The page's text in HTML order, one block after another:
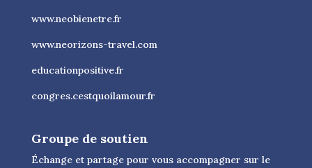
www.neobienetre.fr
www.neorizons-travel.com
educationpositive.fr
congres.cestquoilamour.fr
Groupe de soutien
Échange et partage pour vous accompagner sur le